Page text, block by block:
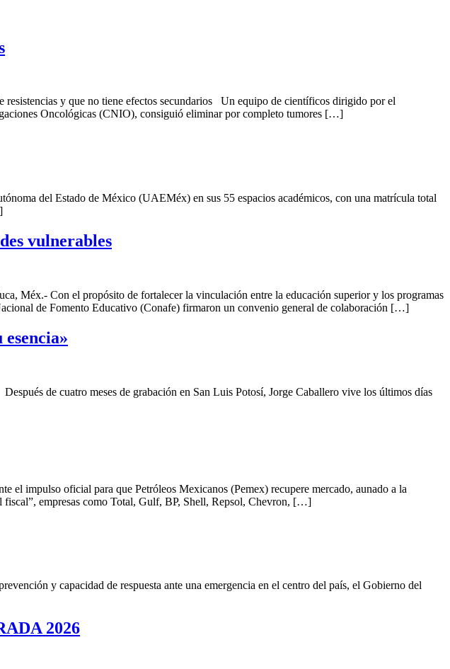
resistencias y que no tiene efectos secundarios Un equipo de científicos dirigido por el
Oncológicas (CNIO), consiguió eliminar por completo tumores […]
del Estado de México (UAEMéx) en sus 55 espacios académicos, con una matrícula total
vulnerables
Méx.- Con el propósito de fortalecer la vinculación entre la educación superior y los programas
de Fomento Educativo (Conafe) firmaron un convenio general de colaboración […]
de cuatro meses de grabación en San Luis Potosí, Jorge Caballero vive los últimos días
el impulso oficial para que Petróleos Mexicanos (Pemex) recupere mercado, aunado a la
fiscal”, empresas como Total, Gulf, BP, Shell, Repsol, Chevron, […]
y capacidad de respuesta ante una emergencia en el centro del país, el Gobierno del
2026